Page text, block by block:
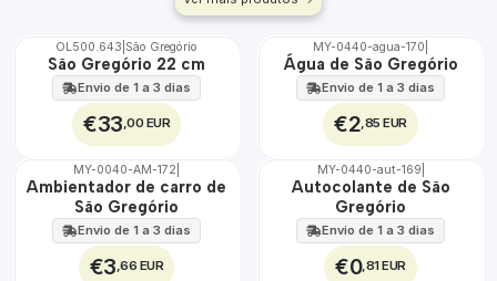
🇵🇹
100%
OL500.643 São Gregório
São Gregório 22 cm
Envio de 1 a 3 dias
€33,00 EUR
🇵🇹
100%
MY-0440-agua-170
Água de São Gregório
Envio de 1 a 3 dias
€2,85 EUR
🇵🇹
MY-0040-AM-172
Ambientador de carro de
São Gregório
Envio de 1 a 3 dias
€3,66 EUR
🇵🇹
MY-0440-aut-169
Autocolante de São
Gregório
Envio de 1 a 3 dias
€0,81 EUR